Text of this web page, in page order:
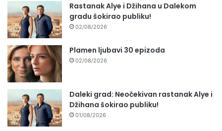
Rastanak Alye i Džihana u Dalekom
gradu šokirao publiku!
02/08/2026
Plamen ljubavi 30 epizoda
02/08/2026
Daleki grad: Neočekivan rastanak Alye i
Džihana šokirao publiku!
01/08/2026